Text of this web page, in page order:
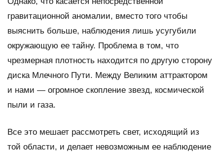
гравитационной аномалии, вместо того чтобы
выяснить больше, наблюдения лишь усугубили
окружающую ее тайну. Проблема в том, что
чрезмерная плотность находится по другую сторону
диска Млечного Пути. Между Великим аттрактором
и нами — огромное скопление звезд, космической
пыли и газа.
Все это мешает рассмотреть свет, исходящий из
той области, и делает невозможным ее наблюдение